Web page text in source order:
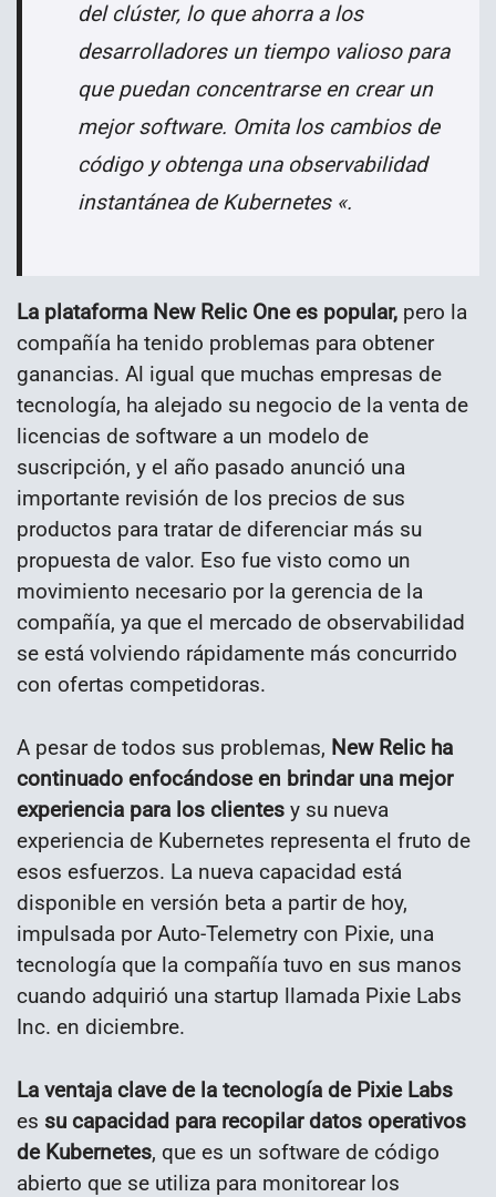
del clúster, lo que ahorra a los
desarrolladores un tiempo valioso para
que puedan concentrarse en crear un
mejor software. Omita los cambios de
código y obtenga una observabilidad
instantánea de Kubernetes «.
La plataforma New Relic One es popular, pero la
compañía ha tenido problemas para obtener
ganancias. Al igual que muchas empresas de
tecnología, ha alejado su negocio de la venta de
licencias de software a un modelo de
suscripción, y el año pasado anunció una
importante revisión de los precios de sus
productos para tratar de diferenciar más su
propuesta de valor. Eso fue visto como un
movimiento necesario por la gerencia de la
compañía, ya que el mercado de observabilidad
se está volviendo rápidamente más concurrido
con ofertas competidoras.
A pesar de todos sus problemas, New Relic ha
continuado enfocándose en brindar una mejor
experiencia para los clientes y su nueva
experiencia de Kubernetes representa el fruto de
esos esfuerzos. La nueva capacidad está
disponible en versión beta a partir de hoy,
impulsada por Auto-Telemetry con Pixie, una
tecnología que la compañía tuvo en sus manos
cuando adquirió una startup llamada Pixie Labs
Inc. en diciembre.
La ventaja clave de la tecnología de Pixie Labs
es su capacidad para recopilar datos operativos
de Kubernetes, que es un software de código
abierto que se utiliza para monitorear los